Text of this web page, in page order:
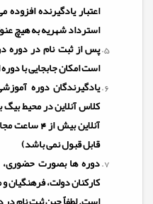
اعتبار یادگیرنده
استرداد شهریه به هیچ
پس از ثبت نام در دوره
است امکان جابجایی با
یادگیرندگان دوره
کلاس آنلاین در محیط
آنلاین
قابل قبول نمی باشد)
دوره ها بصورت حضوری،
کارکنان دولت، فرهنگیان